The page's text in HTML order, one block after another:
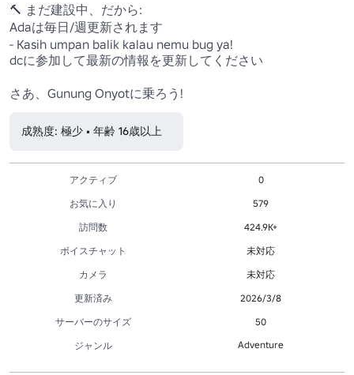
🔨 まだ建設中、だから:
Adaは毎日/週更新されます
- Kasih umpan balik kalau nemu bug ya!
dcに参加して最新の情報を更新してください
さあ、Gunung Onyotに乗ろう!
成熟度: 極少 • 年齢 16歳以上
アクティブ
0
お気に入り
579
訪問数
424.9K+
ボイスチャット
未対応
カメラ
未対応
更新済み
2026/3/8
サーバーのサイズ
50
ジャンル
Adventure